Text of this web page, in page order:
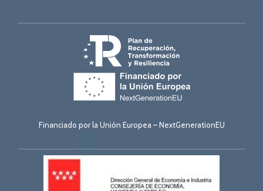
Financiado por la Unión Europea – NextGenerationEU